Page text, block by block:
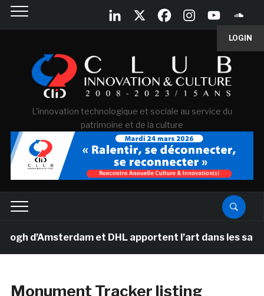
LOGIN
L'innovation technologique et sociale au service du
patrimoine et de la culture
d’Amsterdam et DHL apportent l’art dans les salles
Monument Tracker listing